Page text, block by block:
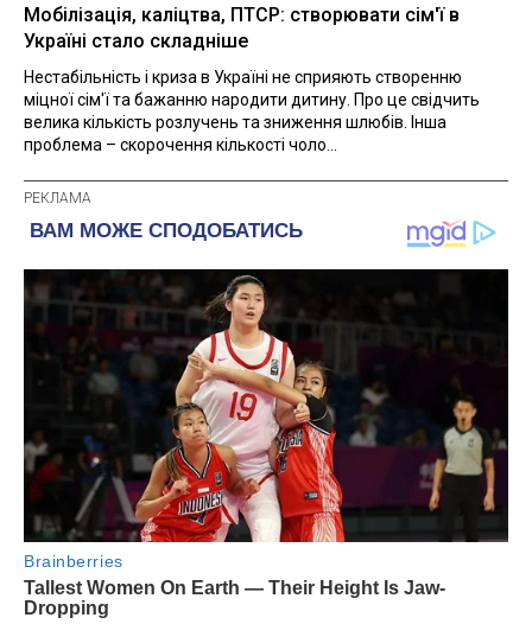
Мобілізація, каліцтва, ПТСР: створювати сім'ї в
Україні стало складніше
Нестабільність і криза в Україні не сприяють створенню
міцної сім'ї та бажанню народити дитину. Про це свідчить
велика кількість розлучень та зниження шлюбів. Інша
проблема – скорочення кількості чоло...